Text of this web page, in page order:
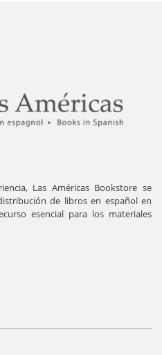
Las Américas Bookstore se
de libros en español en
esencial para los materiales